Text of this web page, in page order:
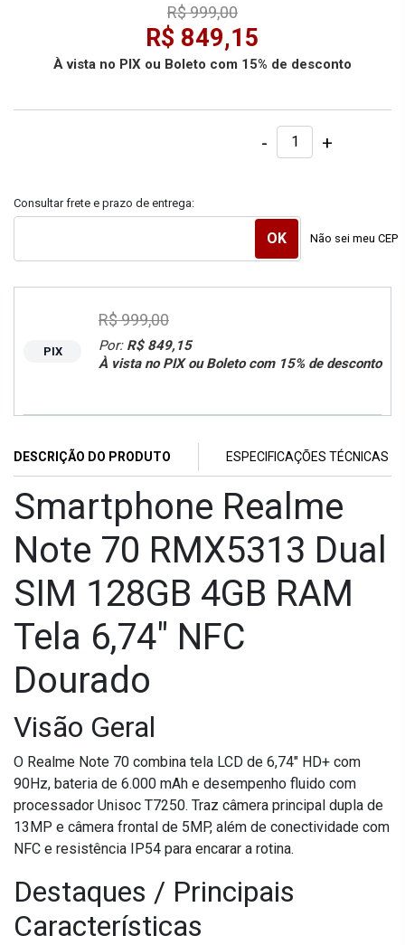
R$ 849,15
À vista no PIX ou Boleto com 15% de desconto
R$ 999,00
- +
Consultar frete e prazo de entrega:
Não sei meu CEP
PIX Por: R$ 849,15
À vista no PIX ou Boleto com 15% de desconto
R$ 999,00
DESCRIÇÃO DO PRODUTO ESPECIFICAÇÕES TÉCNICAS
Smartphone Realme
Note 70 RMX5313 Dual
SIM 128GB 4GB RAM
Tela 6,74" NFC
Dourado
Visão Geral
O Realme Note 70 combina tela LCD de 6,74" HD+ com
90Hz, bateria de 6.000 mAh e desempenho fluido com
processador Unisoc T7250. Traz câmera principal dupla de
13MP e câmera frontal de 5MP, além de conectividade com
NFC e resistência IP54 para encarar a rotina.
Destaques / Principais
Características